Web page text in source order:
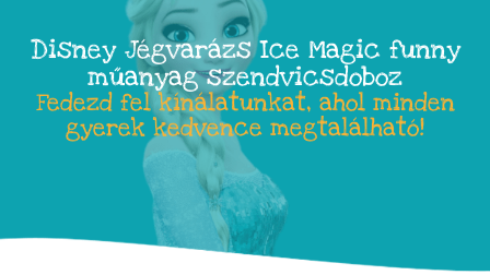
Disney Jégvarázs Ice Magic funny
műanyag szendvicsdoboz
Fedezd fel kínálatunkat, ahol minden
gyerek kedvence megtalálható!